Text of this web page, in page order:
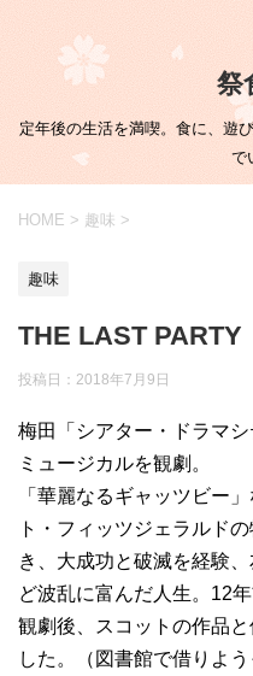
祭
定年後の生活を満喫。食に、遊
で
HOME > 趣味 >
趣味
THE LAST PARTY
投稿日： 2018年7月9日
梅田「シアター・ドラマ
ミュージカルを観劇。
「華麗なるギャッツビー
ト・フィッツジェラルド
き、大成功と破滅を経験
ど波乱に富んだ人生。12
観劇後、スコットの作品
した。（図書館で借りよう